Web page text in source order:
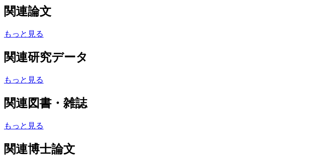
関連論文
もっと見る
関連研究データ
もっと見る
関連図書・雑誌
もっと見る
関連博士論文